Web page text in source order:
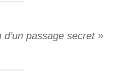
d’un passage secret »